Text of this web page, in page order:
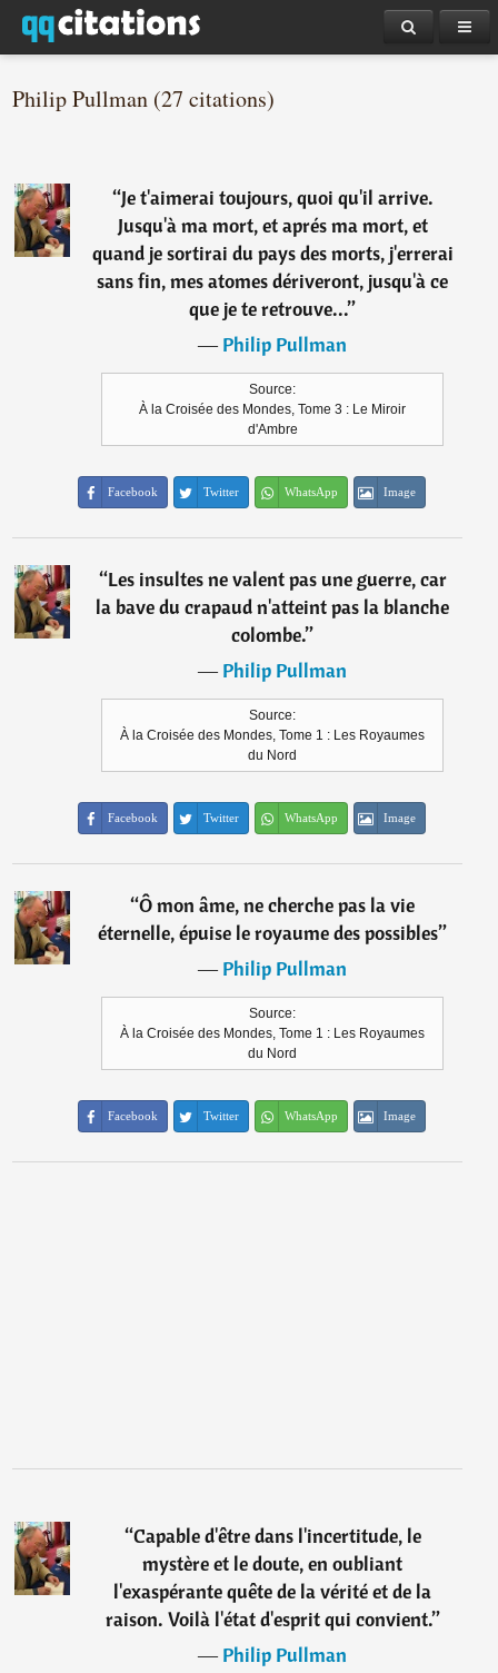
Philip Pullman (27 citations)
“Je t'aimerai toujours, quoi qu'il arrive.
Jusqu'à ma mort, et aprés ma mort, et
quand je sortirai du pays des morts, j'errerai
sans fin, mes atomes dériveront, jusqu'à ce
que je te retrouve...”
―Philip Pullman
Source:
À la Croisée des Mondes, Tome 3 : Le Miroir
d'Ambre
Facebook Twitter WhatsApp Image
“Les insultes ne valent pas une guerre, car
la bave du crapaud n'atteint pas la blanche
colombe.”
―Philip Pullman
Source:
À la Croisée des Mondes, Tome 1 : Les Royaumes
du Nord
Facebook Twitter WhatsApp Image
“Ô mon âme, ne cherche pas la vie
éternelle, épuise le royaume des possibles”
―Philip Pullman
Source:
À la Croisée des Mondes, Tome 1 : Les Royaumes
du Nord
Facebook Twitter WhatsApp Image
“Capable d'être dans l'incertitude, le
mystère et le doute, en oubliant
l'exaspérante quête de la vérité et de la
raison. Voilà l'état d'esprit qui convient.”
―Philip Pullman